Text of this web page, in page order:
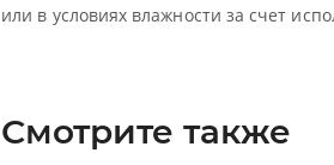
или в условиях влажности за счет
Смотрите также